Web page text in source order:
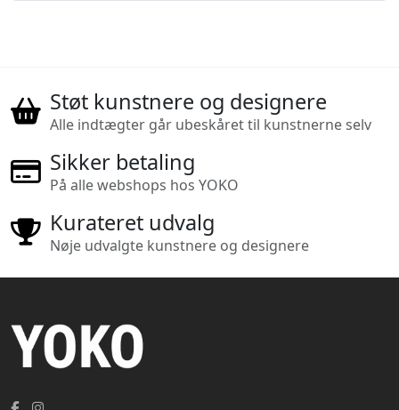
Støt kunstnere og designere
Alle indtægter går ubeskåret til kunstnerne selv
Sikker betaling
På alle webshops hos YOKO
Kurateret udvalg
Nøje udvalgte kunstnere og designere